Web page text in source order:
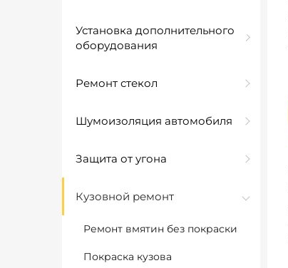
Установка дополнительного
оборудования
Ремонт стекол
Шумоизоляция автомобиля
Защита от угона
Кузовной ремонт
Ремонт вмятин без покраски
Покраска кузова